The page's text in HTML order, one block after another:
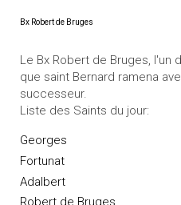
Bx Robert de Bruges
Le Bx Robert de Bruges, l'un
que saint Bernard ramena
successeur.
Liste des Saints du jour:
Georges
Fortunat
Adalbert
Robert de Bruges